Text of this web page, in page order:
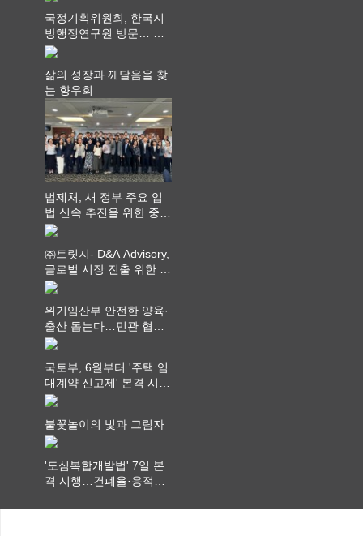
국정기획위원회, 한국지
방행정연구원 방문… 국
가균형성장 논의
삶의 성장과 깨달음을 찾
는 향우회
법제처, 새 정부 주요 입
법 신속 추진을 위한 중앙
부처 법무담당관 회의 개
㈜트릿지- D&A Advisory,
글로벌 시장 진출 위한 전
략적 업무협약 체결
위기임산부 안전한 양육·
출산 돕는다…민관 협력
체계 구축
국토부, 6월부터 '주택 임
대계약 신고제' 본격 시
행…실거래가 투명화 기
불꽃놀이의 빛과 그림자
'도심복합개발법' 7일 본
격 시행…건폐율·용적률